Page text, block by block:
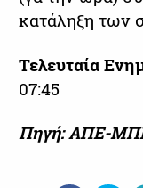
κατάληξη των
Τελευταία
07:45
Πηγή: ΑΠΕ-